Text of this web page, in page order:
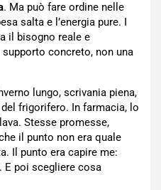
. Ma può fare ordine nelle
salta e l’energia pure. I
il bisogno reale e
supporto concreto, non una
lungo, scrivania piena,
frigorifero. In farmacia, lo
Stesse promesse,
il punto non era quale
Il punto era capire me:
E poi scegliere cosa